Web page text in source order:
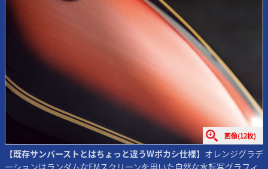
画像(12枚)
【既存サンバーストとはちょっと違うWボカシ仕様】 オレンジグラデ
ーションはランダムなFMスクリーンを用いた自然な水転写グラフィ